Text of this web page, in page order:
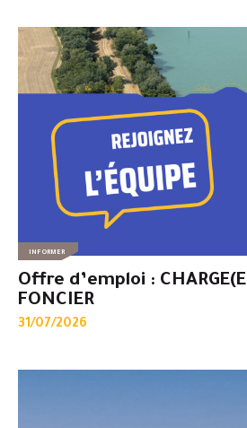
INFORMER
Offre d’emploi :
FONCIER
31/07/2026